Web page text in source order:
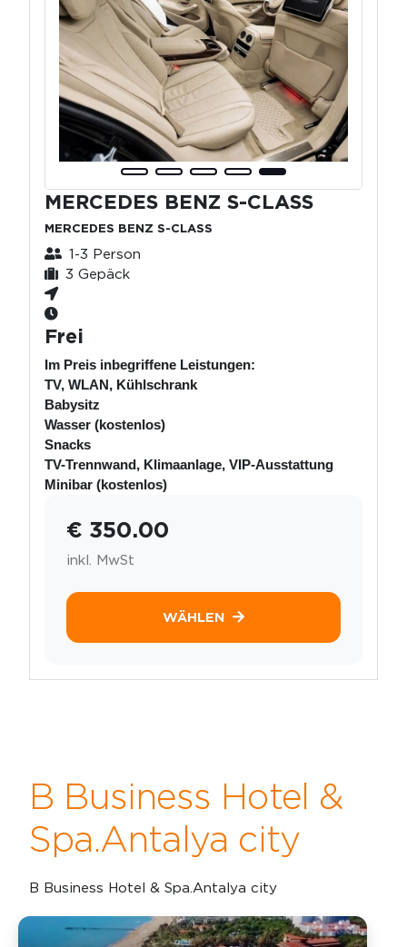
MERCEDES BENZ S-CLASS
MERCEDES BENZ S-CLASS
1-3 Person
3 Gepäck
Frei
Im Preis inbegriffene Leistungen:
TV, WLAN, Kühlschrank
Babysitz
Wasser (kostenlos)
Snacks
TV-Trennwand, Klimaanlage, VIP-Ausstattung
Minibar (kostenlos)
€ 350.00
inkl. MwSt
WÄHLEN
B Business Hotel &
Spa.Antalya city
B Business Hotel & Spa.Antalya city